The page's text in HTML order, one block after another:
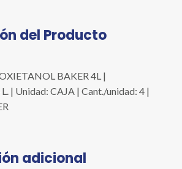
del Producto
BAKER 4L |
| Unidad: CAJA | Cant./unidad: 4 |
adicional